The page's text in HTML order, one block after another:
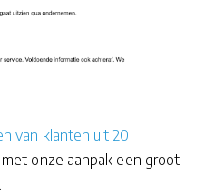
van klanten uit 20
met onze aanpak een groot